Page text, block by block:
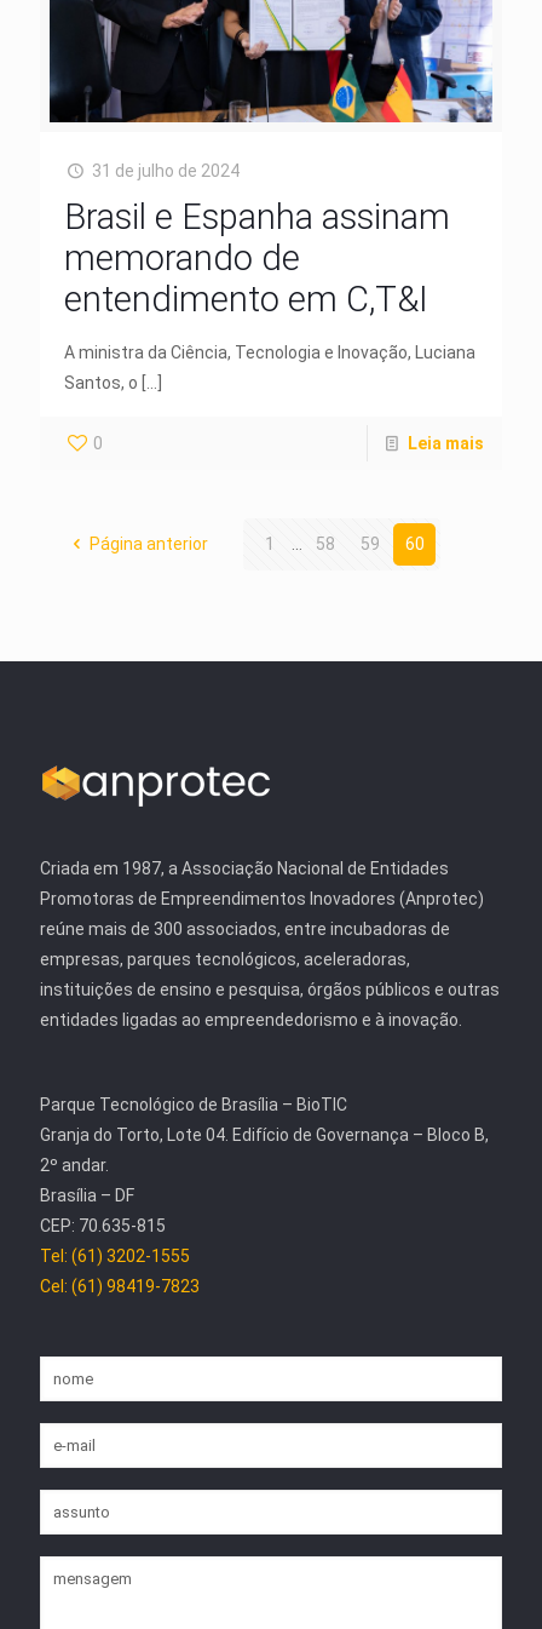
31 de julho de 2024
Brasil e Espanha assinam
memorando de
entendimento em C,T&I
A ministra da Ciência, Tecnologia e Inovação, Luciana
Santos, o
0 Leia mais
Página anterior 1 58 59 60
Criada em 1987, a Associação Nacional de Entidades
Promotoras de Empreendimentos Inovadores (Anprotec)
reúne mais de 300 associados, entre incubadoras de
empresas, parques tecnológicos, aceleradoras,
instituições de ensino e pesquisa, órgãos públicos e outras
entidades ligadas ao empreendedorismo e à inovação.
Parque Tecnológico de Brasília – BioTIC
Granja do Torto, Lote 04. Edifício de Governança – Bloco B,
2º andar.
Brasília – DF
CEP: 70.635-815
Tel: (61) 3202-1555
Cel: (61) 98419-7823